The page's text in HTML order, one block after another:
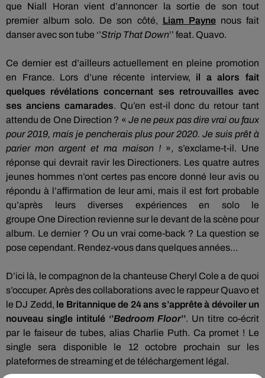
que Niall
Horan vient d’annoncer la sortie de son tout
premier album solo. De son côté, Liam Payne nous fait
danser avec son tube ‘’Strip That Down’’ feat. Quavo.
Ce dernier est d’ailleurs actuellement en pleine promotion
en France.
Lors d’une récente interview, il a alors fait
quelques révélations concernant ses retrouvailles avec
ses anciens camarades. Qu’en est-il donc du retour tant
attendu de One Direction ? « Je ne peux pas dire vrai ou faux
pour 2019, mais je pencherais plus pour 2020. Je suis prêt à
parier mon argent et ma maison ! », s’exclame-t-il. Une
réponse qui devrait ravir les Directioners. Les quatre autres
jeunes hommes n’ont certes pas encore donné leur avis ou
répondu à l’affirmation de leur ami, mais il est fort probable
qu’après leurs diverses expériences en solo le
groupe One Direction revienne sur le devant de la scène pour
album. Le dernier ? Ou un vrai come-back ? La question se
pose cependant. Rendez-vous dans quelques années…
D’ici là, le compagnon de la chanteuse Cheryl Cole a de quoi
s’occuper. Après des collaborations avec le rappeur Quavoet
le DJ Zedd, le Britannique de 24 ans s’apprête à dévoiler un
nouveau single intitulé ‘’Bedroom Floor’’. Un titre co-écrit
par le faiseur de tubes, alias Charlie Puth. Ca promet ! Le
single sera disponible le 12 octobre prochain sur les
plateformes de streaming et de téléchargement légal.